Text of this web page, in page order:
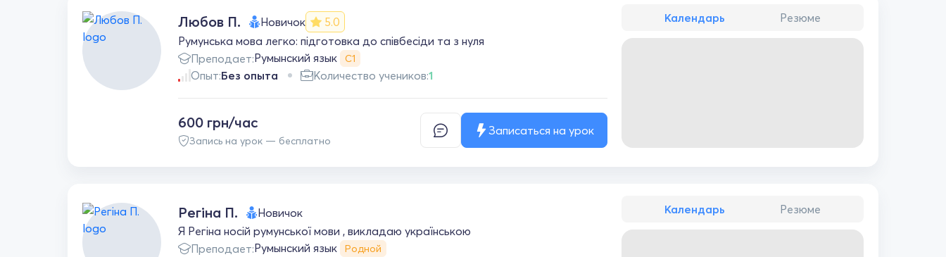
Любов П. Новичок
5.0
Румунська мова легко: підготовка до співбесіди та з нуля
Преподает:Румынский язык С1
Опыт:Без опыта Количество учеников:1
600 грн/час
Запись на урок — бесплатно
Записаться на урок
Календарь Резюме
Регіна П.
Новичок
Я Регіна носій румунської мови , викладаю українською
Преподает:Румынский язык Родной
Календарь Резюме